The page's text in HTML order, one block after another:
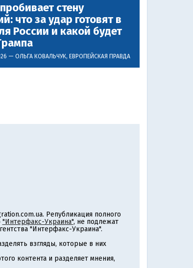
стену
что за удар готовят в
России и какой будет
— ОЛЬГА КОВАЛЬЧУК, ЕВРОПЕЙСКАЯ ПРАВДА
Републикация полного
"Интерфакс-Украина", не подлежат
"Интерфакс-Украина".
взгляды, которые в них
контента и разделяет мнения,